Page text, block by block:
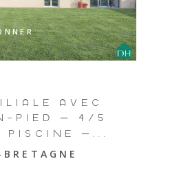
AVEC
PIED – 4/5
PISCINE –...